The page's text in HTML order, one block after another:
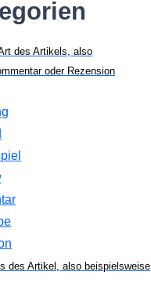
des Artikels, also
oder Rezension
des Artikel, also beispielsweise